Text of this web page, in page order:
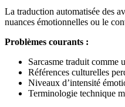
La traduction automatisée des
nuances émotionnelles ou le
Problèmes courants :
Sarcasme traduit comme
Références culturelles
Niveaux d’intensité
Terminologie technique